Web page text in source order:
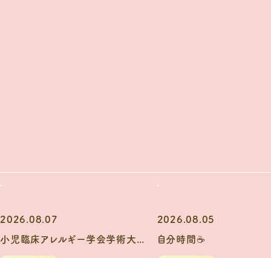
2026.08.07
小児臨床アレルギー学会学術大会に参加！
2026.08.05
自分時間☕